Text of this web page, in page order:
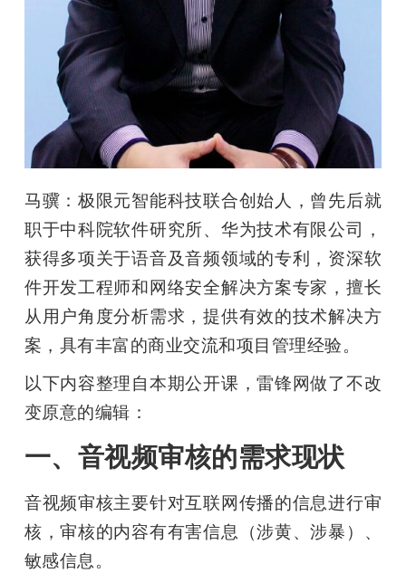
马骥：极限元智能科技联合创始人，曾先后就
职于中科院软件研究所、华为技术有限公司，
获得多项关于语音及音频领域的专利，资深软
件开发工程师和网络安全解决方案专家，擅长
从用户角度分析需求，提供有效的技术解决方
案，具有丰富的商业交流和项目管理经验。
以下内容整理自本期公开课，雷锋网做了不改
变原意的编辑：
一、音视频审核的需求现状
音视频审核主要针对互联网传播的信息进行审
核，审核的内容有有害信息（涉黄、涉暴）、
敏感信息。